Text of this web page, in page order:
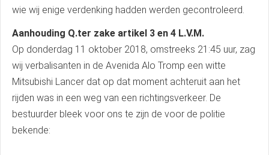
wie wij enige verdenking hadden werden gecontroleerd.
Aanhouding Q.ter zake artikel 3 en 4 L.V.M.
Op donderdag 11 oktober 2018, omstreeks 21:45 uur, zag
wij verbalisanten in de Avenida Alo Tromp een witte
Mitsubishi Lancer dat op dat moment achteruit aan het
rijden was in een weg van een richtingsverkeer. De
bestuurder bleek voor ons te zijn de voor de politie
bekende: